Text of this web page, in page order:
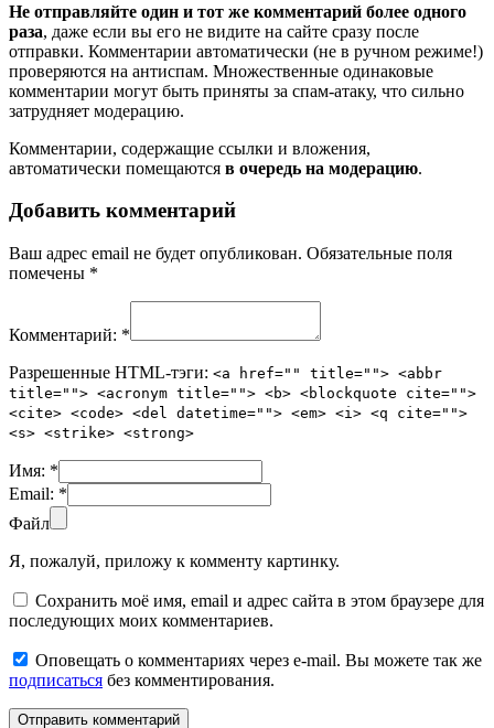
Не отправляйте один и тот же комментарий более одного
раза, даже если вы его не видите на сайте сразу после
отправки. Комментарии автоматически (не в ручном режиме!)
проверяются на антиспам. Множественные одинаковые
комментарии могут быть приняты за спам-атаку, что сильно
затрудняет модерацию.
Комментарии, содержащие ссылки и вложения,
автоматически помещаются в очередь на модерацию.
Добавить комментарий
Ваш адрес email не будет опубликован. Обязательные поля
помечены *
Комментарий: *
Разрешенные HTML-тэги: <a href="" title=""> <abbr
title=""> <acronym title=""> <b> <blockquote cite="">
<cite> <code> <del datetime=""> <em> <i> <q cite="">
<s> <strike> <strong>
Имя: *
Email: *
Файл
Я, пожалуй, приложу к комменту картинку.
Сохранить моё имя, email и адрес сайта в этом браузере для
последующих моих комментариев.
Оповещать о комментариях через e-mail. Вы можете так же
подписаться без комментирования.